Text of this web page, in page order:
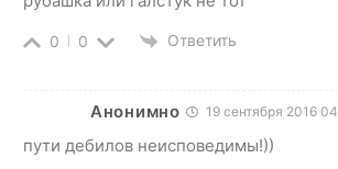
0 0 Ответить
Анонимно 19 сентября 2016
пути дебилов неисповедимы!))